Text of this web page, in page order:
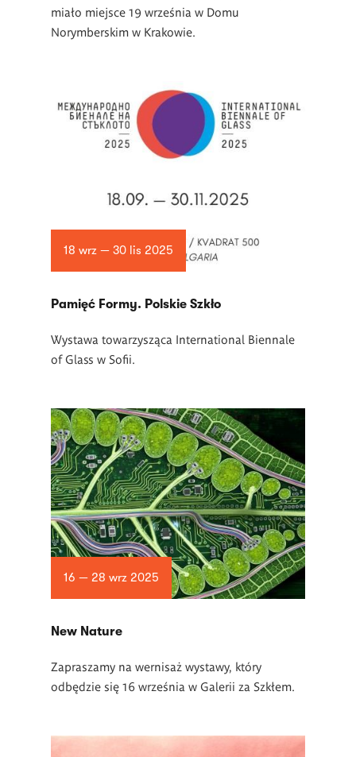
miało miejsce 19 września w Domu
Norymberskim w Krakowie.
18 wrz — 30 lis 2025
Pamięć Formy. Polskie Szkło
Wystawa towarzysząca International Biennale
of Glass w Sofii.
16 — 28 wrz 2025
New Nature
Zapraszamy na wernisaż wystawy, który
odbędzie się 16 września w Galerii za Szkłem.